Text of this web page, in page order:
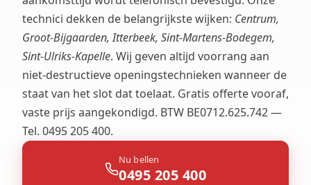
technici dekken de belangrijkste wijken: Centrum,
Groot-Bijgaarden, Itterbeek, Sint-Martens-Bodegem,
Sint-Ulriks-Kapelle. Wij geven altijd voorrang aan
niet-destructieve openingstechnieken wanneer de
staat van het slot dat toelaat. Gratis offerte vooraf,
vaste prijs aangekondigd. BTW BE0712.625.742 —
Tel. 0495 205 400.
Nu bellen
0495 205 400